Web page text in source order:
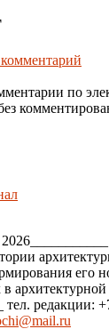
по
его
архитектурной
редакции: